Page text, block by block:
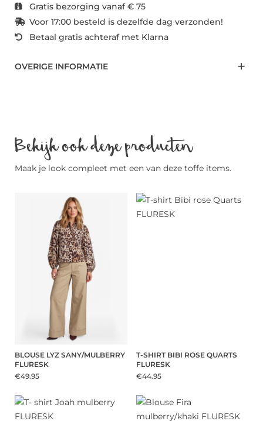
Gratis bezorging vanaf € 75
Voor 17:00 besteld is dezelfde dag verzonden!
Betaal gratis achteraf met Klarna
OVERIGE INFORMATIE
Bekijk ook deze producten
Maak je look compleet met een van deze toffe items.
BLOUSE LYZ SANY/MULBERRY
FLURESK
€49.95
T-SHIRT BIBI ROSE QUARTS
FLURESK
€44.95